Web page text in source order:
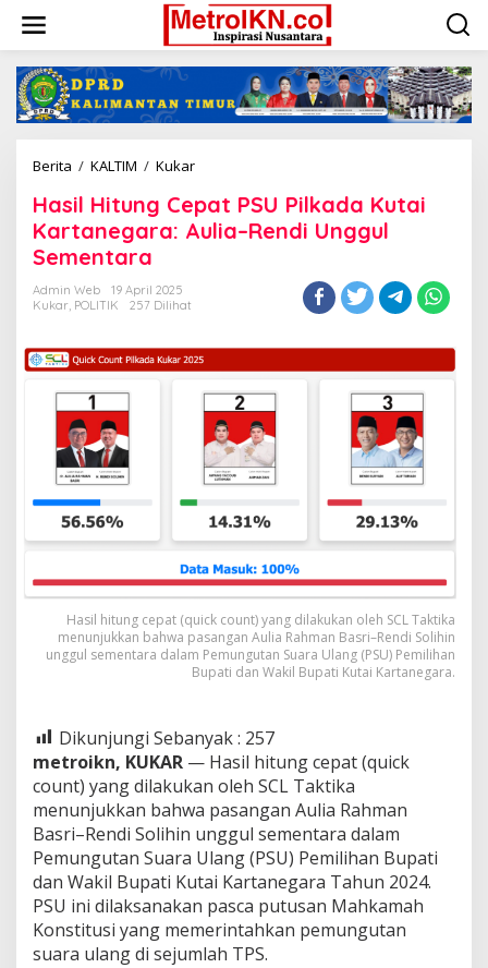
konten
Berita / KALTIM / KukarHasil
Cepat
PSU
Pilkada
Sementara
Hasil Hitung Cepat PSU Pilkada Kutai
Kartanegara: Aulia–Rendi Unggul
Sementara
Admin Web
19 April 2025
Kukar POLITIK 257 Dilihat
Hasil hitung cepat (quick count) yang dilakukan oleh SCL Taktika
menunjukkan bahwa pasangan Aulia Rahman Basri–Rendi Solihin
unggul sementara dalam Pemungutan Suara Ulang (PSU) Pemilihan
Bupati dan Wakil Bupati Kutai Kartanegara.
Dikunjungi Sebanyak : 257
metroikn, KUKAR — Hasil hitung cepat (quick
count) yang dilakukan oleh SCL Taktika
menunjukkan bahwa pasangan Aulia Rahman
Basri–Rendi Solihin unggul sementara dalam
Pemungutan Suara Ulang (PSU) Pemilihan Bupati
dan Wakil Bupati Kutai Kartanegara Tahun 2024.
PSU ini dilaksanakan pasca putusan Mahkamah
Konstitusi yang memerintahkan pemungutan
suara ulang di sejumlah TPS.